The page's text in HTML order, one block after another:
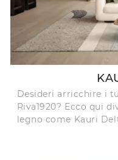
Desideri arricchire i
Riva1920? Ecco qui
legno come Kauri